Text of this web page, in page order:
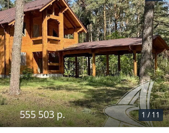
1 / 11
555 503 р.